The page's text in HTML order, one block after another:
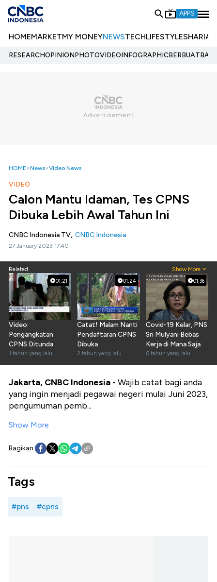
APPS
HOMEMARKETMY MONEYNEWSTECHLIFESTYLESHARIA
RESEARCHOPINIONPHOTOVIDEOINFOGRAPHIC
HOME News Video News
VIDEO
Calon Mantu Idaman, Tes CPNS
Dibuka Lebih Awal Tahun Ini
CNBC Indonesia TV, CNBC Indonesia
27 January 2023 17:40
Related Show More
01:21
Video:
Pengangkatan
CPNS Ditunda
1 tahun yang lalu
01:24
Catat! Malam Nanti
Pendaftaran CPNS
Dibuka
2 tahun yang lalu
01:36
Covid-19 Kelar, PNS
Sri Mulyani Bebas
Kerja di Mana Saja
6 tahun yang lalu
Jakarta, CNBC Indonesia - Wajib catat bagi anda
yang ingin menjadi pegawai negeri mulai Juni 2023,
pengumuman pemb...
Show More
Bagikan:
Tags
#pns #cpns